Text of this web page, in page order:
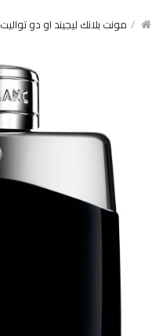
مونت بلانك ليجيند او دو تواليت 200مل